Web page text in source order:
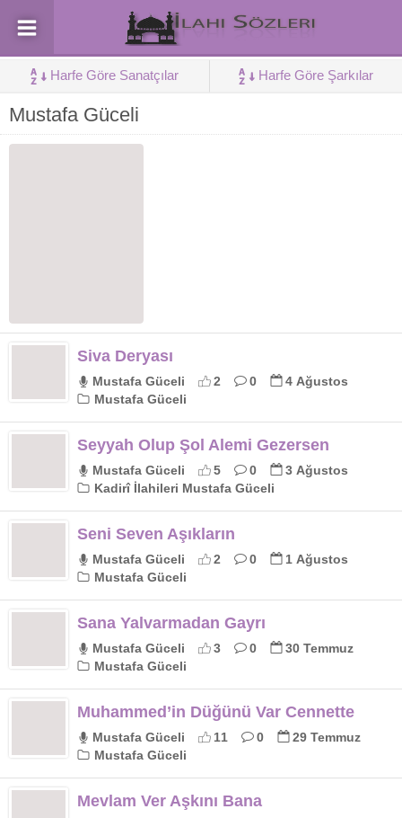
Harfe Göre Sanatçılar Harfe Göre Şarkılar
Mustafa Güceli
Siva Deryası
Mustafa Güceli 2 0
4 Ağustos
Mustafa Güceli
Seyyah Olup Şol Alemi Gezersen
Mustafa Güceli 5 0
3 Ağustos
Kadirî İlahileri Mustafa Güceli
Seni Seven Aşıkların
Mustafa Güceli 2 0
1 Ağustos
Mustafa Güceli
Sana Yalvarmadan Gayrı
Mustafa Güceli 3 0
30 Temmuz
Mustafa Güceli
Muhammed’in Düğünü Var Cennette
Mustafa Güceli 11 0
29 Temmuz
Mustafa Güceli
Mevlam Ver Aşkını Bana